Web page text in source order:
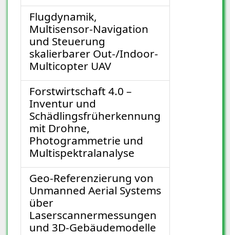
Flugdynamik,
Multisensor-Navigation
und Steuerung
skalierbarer Out-/Indoor-
Multicopter UAV
Forstwirtschaft 4.0 –
Inventur und
Schädlingsfrüherkennung
mit Drohne,
Photogrammetrie und
Multispektralanalyse
Geo-Referenzierung von
Unmanned Aerial Systems
über
Laserscannermessungen
und 3D-Gebäudemodelle